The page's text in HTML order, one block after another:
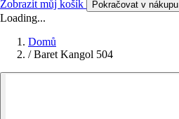
Zobrazit můj košík Pokračovat v nákupu
Loading...
Domů
/ Baret Kangol 504